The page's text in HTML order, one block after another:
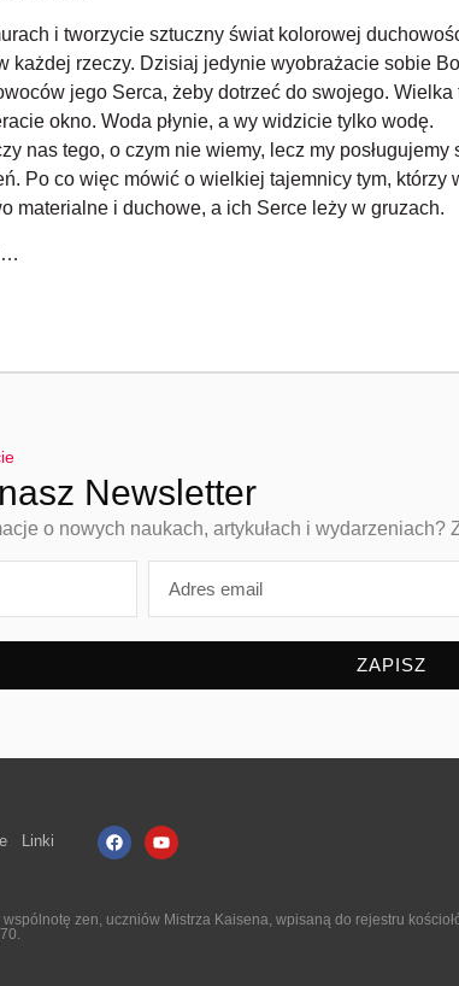
i tworzycie sztuczny świat kolorowej
każdej rzeczy. Dzisiaj jedynie wyobrażacie sobie
jego Serca, żeby dotrzeć do swojego. Wielka
okno. Woda płynie, a wy widzicie tylko wodę.
nas tego, o czym nie wiemy, lecz my
Po co więc mówić o wielkiej tajemnicy tym,
materialne i duchowe, a ich Serce leży w gruzach.
Newsletter
o nowych naukach, artykułach i
ZAPISZ
Linki
zen, uczniów Mistrza Kaisena, wpisaną do rejestru